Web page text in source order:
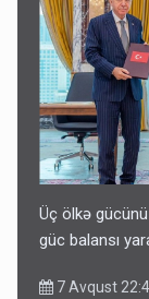
Üç ölkə
güc balansı
7 Avqust